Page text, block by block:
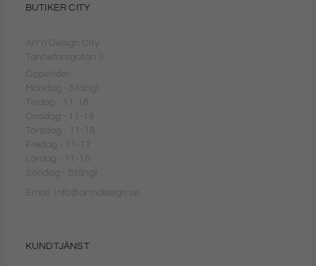
BUTIKER CITY
Art'n'Design City
Tanneforsgatan 3
Öppetider:
Måndag - Stängt
Tisdag - 11-18
Onsdag - 11-18
Torsdag - 11-18
Fredag - 11-17
Lördag - 11-15
Söndag - Stängt
Email: info@artndesign.se
KUNDTJÄNST